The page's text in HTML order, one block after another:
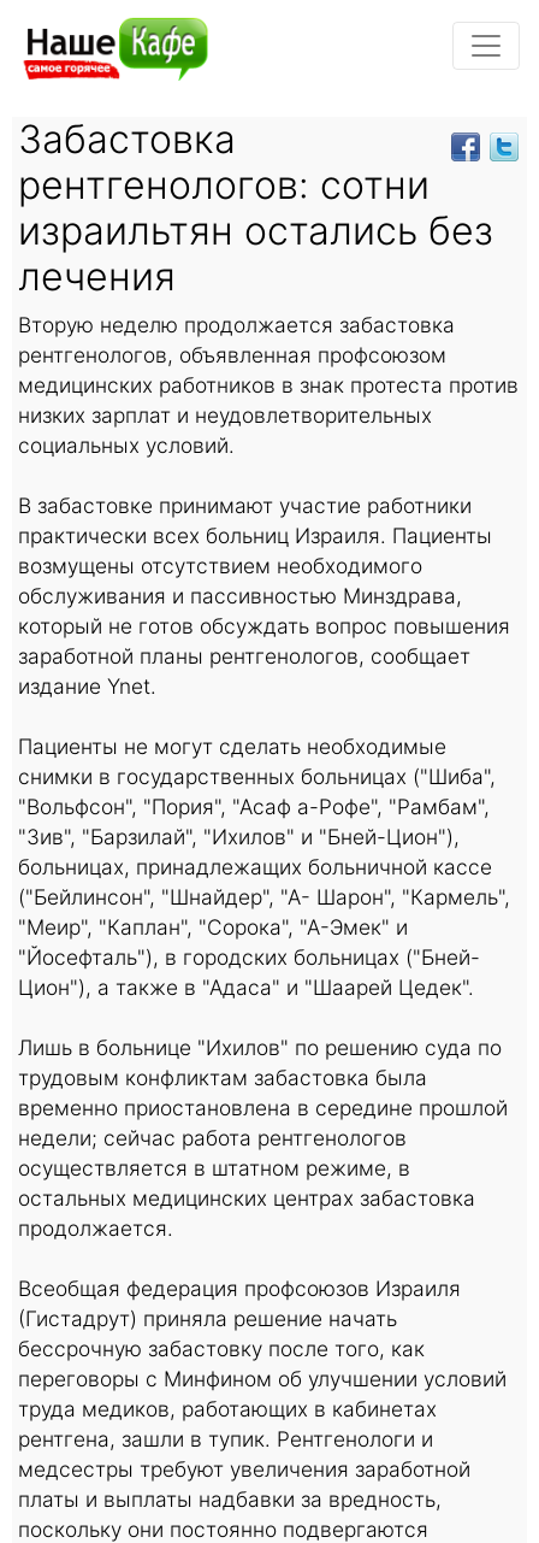
Забастовка
рентгенологов: сотни
израильтян остались без
лечения
Вторую неделю продолжается забастовка
рентгенологов, объявленная профсоюзом
медицинских работников в знак протеста против
низких зарплат и неудовлетворительных
социальных условий.
В забастовке принимают участие работники
практически всех больниц Израиля. Пациенты
возмущены отсутствием необходимого
обслуживания и пассивностью Минздрава,
который не готов обсуждать вопрос повышения
заработной планы рентгенологов, сообщает
издание Ynet.
Пациенты не могут сделать необходимые
снимки в государственных больницах ("Шиба",
"Вольфсон", "Пория", "Асаф а-Рофе", "Рамбам",
"Зив", "Барзилай", "Ихилов" и "Бней-Цион"),
больницах, принадлежащих больничной кассе
("Бейлинсон", "Шнайдер", "А- Шарон", "Кармель",
"Меир", "Каплан", "Сорока", "А-Эмек" и
"Йосефталь"), в городских больницах ("Бней-
Цион"), а также в "Адаса" и "Шаарей Цедек".
Лишь в больнице "Ихилов" по решению суда по
трудовым конфликтам забастовка была
временно приостановлена в середине прошлой
недели; сейчас работа рентгенологов
осуществляется в штатном режиме, в
остальных медицинских центрах забастовка
продолжается.
Всеобщая федерация профсоюзов Израиля
(Гистадрут) приняла решение начать
бессрочную забастовку после того, как
переговоры с Минфином об улучшении условий
труда медиков, работающих в кабинетах
рентгена, зашли в тупик. Рентгенологи и
медсестры требуют увеличения заработной
платы и выплаты надбавки за вредность,
поскольку они постоянно подвергаются